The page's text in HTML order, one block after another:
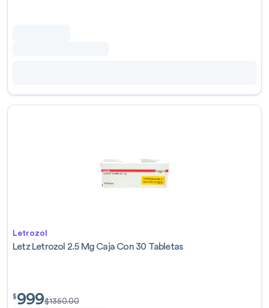
Letrozol
Letz Letrozol 2.5 Mg Caja Con 30 Tabletas
$999.00
$999$1350.00